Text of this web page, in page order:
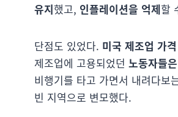
유지했고, 인플레이션을 억제할
단점도 있었다. 미국 제조업 가
제조업에 고용되었던 노동자들
비행기를 타고 가면서 내려다보
빈 지역으로 변모했다.